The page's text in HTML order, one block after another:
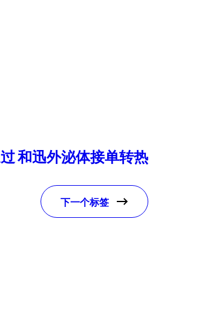
和迅外泌体接单转热
下一个标签